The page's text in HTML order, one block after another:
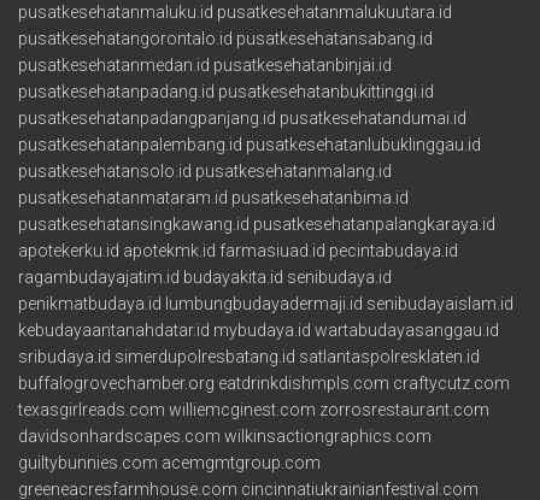
pusatkesehatanmaluku.id pusatkesehatanmalukuutara.id
pusatkesehatangorontalo.id pusatkesehatansabang.id
pusatkesehatanmedan.id pusatkesehatanbinjai.id
pusatkesehatanpadang.id pusatkesehatanbukittinggi.id
pusatkesehatanpadangpanjang.id pusatkesehatandumai.id
pusatkesehatanpalembang.id pusatkesehatanlubuklinggau.id
pusatkesehatansolo.id pusatkesehatanmalang.id
pusatkesehatanmataram.id pusatkesehatanbima.id
pusatkesehatansingkawang.id pusatkesehatanpalangkaraya.id
apotekerku.id apotekmk.id farmasiuad.id pecintabudaya.id
ragambudayajatim.id budayakita.id senibudaya.id
penikmatbudaya.id lumbungbudayadermaji.id senibudayaislam.id
kebudayaantanahdatar.id mybudaya.id wartabudayasanggau.id
sribudaya.id simerdupolresbatang.id satlantaspolresklaten.id
buffalogrovechamber.org eatdrinkdishmpls.com craftycutz.com
texasgirlreads.com williemcginest.com zorrosrestaurant.com
davidsonhardscapes.com wilkinsactiongraphics.com
guiltybunnies.com acemgmtgroup.com
greeneacresfarmhouse.com cincinnatiukrainianfestival.com